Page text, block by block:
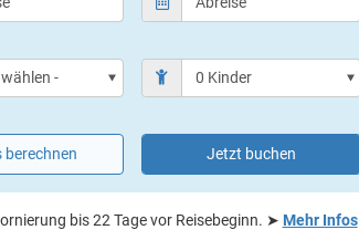
berechnen Jetzt buchen
bis 22 Tage vor Reisebeginn. ➤ Mehr Infos